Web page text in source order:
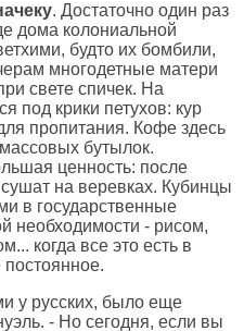
. Достаточно один раз
дома колониальной
будто их бомбили,
многодетные матери
свете спичек. На
под крики петухов: кур
пропитания. Кофе здесь
бутылок.
ценность: после
на веревках. Кубинцы
в государственные
необходимости - рисом,
когда все это есть в
у русских, было еще
- Но сегодня, если вы